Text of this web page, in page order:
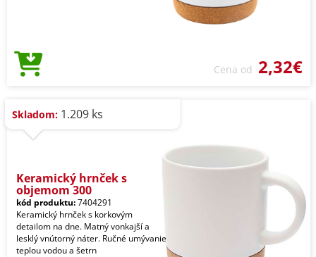
Cena od 2,32€
Skladom: 1.209 ks
Keramický hrnček s
objemom 300
kód produktu:7404291
Keramický hrnček s korkovým
detailom na dne. Matný vonkajší a
lesklý vnútorný náter. Ručné umývanie
teplou vodou a šetrn